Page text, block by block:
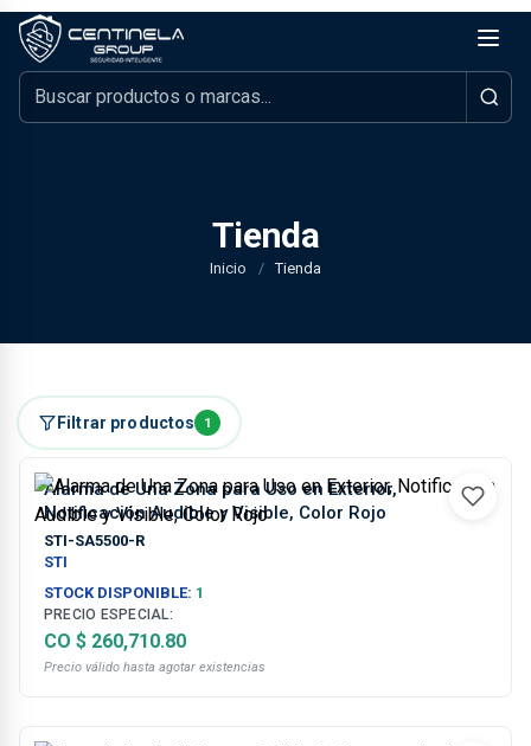
Tienda
Inicio / Tienda
Filtrar productos 1
Alarma de Una Zona para Uso en Exterior,
Notificación Audible y Visible, Color Rojo
STI-SA5500-R
STI
STOCK DISPONIBLE: 1
PRECIO ESPECIAL:
CO $ 260,710.80
Precio válido hasta agotar existencias